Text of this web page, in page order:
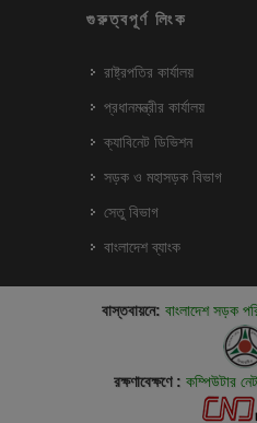
গুরুত্বপূর্ণ লিংক
রাষ্ট্রপতির কার্যালয়
প্রধানমন্ত্রীর কার্যালয়
ক্যাবিনেট ডিভিশন
সড়ক ও মহাসড়ক বিভাগ
সেতু বিভাগ
বাংলাদেশ ব্যাংক
বাস্তবায়নে: বাংলাদেশ সড়ক
রক্ষণাবেক্ষণে : কম্পিউটার